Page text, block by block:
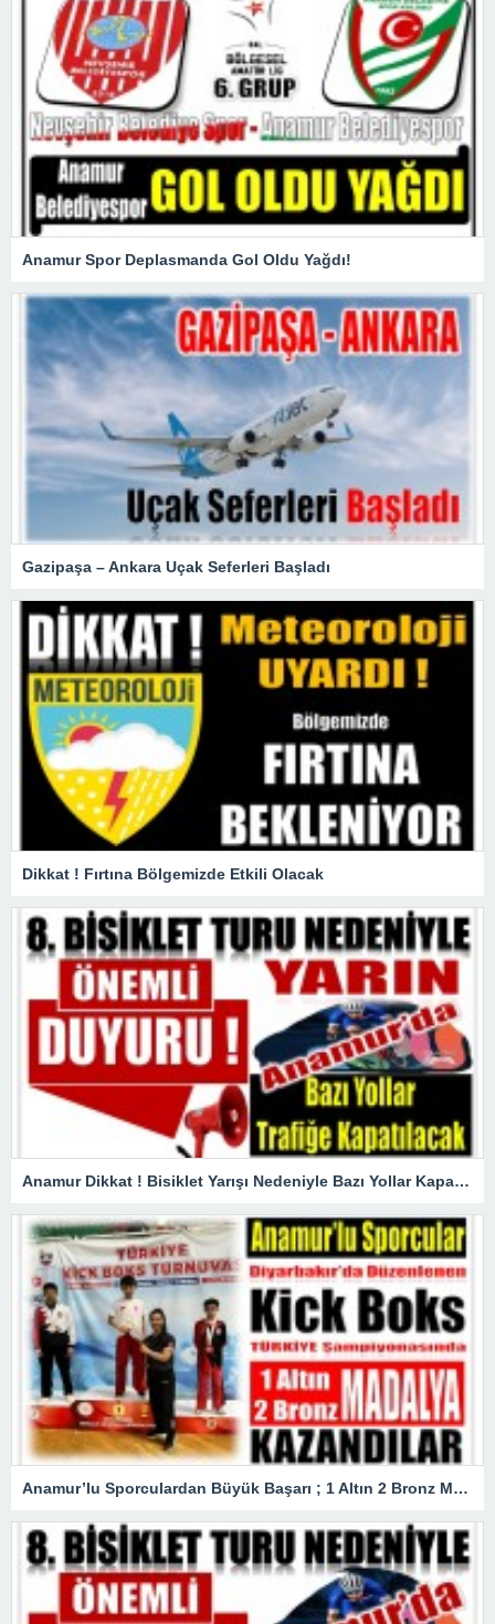
Anamur Spor Deplasmanda Gol Oldu Yağdı!
Gazipaşa – Ankara Uçak Seferleri Başladı
Dikkat ! Fırtına Bölgemizde Etkili Olacak
Anamur Dikkat ! Bisiklet Yarışı Nedeniyle Bazı Yollar Kapanacak
Anamur’lu Sporculardan Büyük Başarı ; 1 Altın 2 Bronz Madalya Kazandılar